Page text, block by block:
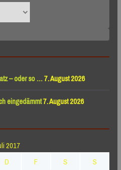
– oder so …7. August 2026
eingedämmt7. August 2026
2017
D F S
S